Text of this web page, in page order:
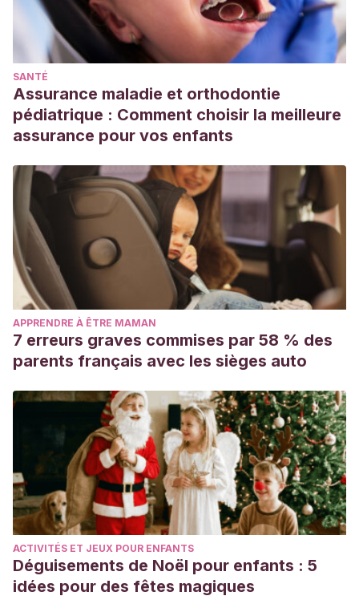
SANTÉ
Assurance maladie et orthodontie
pédiatrique : Comment choisir la meilleure
assurance pour vos enfants
APPRENDRE À ÊTRE MAMAN
7 erreurs graves commises par 58 % des
parents français avec les sièges auto
ACTIVITÉS ET JEUX POUR ENFANTS
Déguisements de Noël pour enfants : 5
idées pour des fêtes magiques